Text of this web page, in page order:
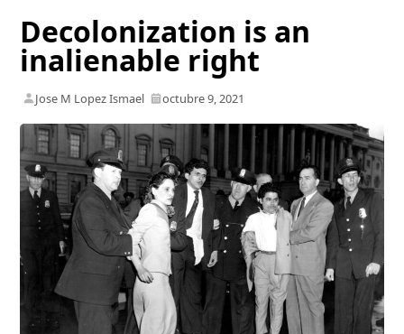
Decolonization is an
inalienable right
Jose M Lopez Ismael octubre 9, 2021